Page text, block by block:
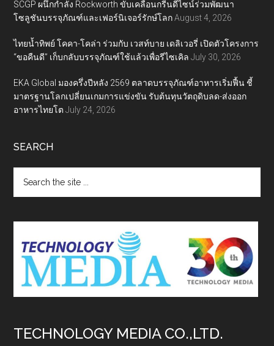
SCGP ผนึกกำลัง Rockworth ขับเคลื่อนกรีนดีไซน์ร่วมพัฒนา
โซลูชันบรรจุภัณฑ์และเฟอร์นิเจอร์รักษ์โลก August 4, 2026
ไทยน้ำทิพย์ โคคา-โคล่า ร่วมกับ เวสท์บาย เดลิเวอรี่ เปิดตัวโครงการ
“ขอคืนดี” เก็บกลับบรรจุภัณฑ์ใช้แล้วเพื่อรีไซเคิล July 30, 2026
EKA Global มองครึ่งปีหลัง 2569 ตลาดบรรจุภัณฑ์อาหารเริ่มฟื้น ชี้
มาตรฐานโลกเปลี่ยนเกมการแข่งขัน รับต้นทุนวัตถุดิบลด-ส่งออก
อาหารไทยโต July 24, 2026
SEARCH
the
TECHNOLOGY MEDIA CO.,LTD.